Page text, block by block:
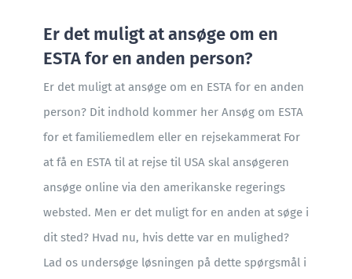
Er det muligt at ansøge om en
ESTA for en anden person?
Er det muligt at ansøge om en ESTA for en anden
person? Dit indhold kommer her Ansøg om ESTA
for et familiemedlem eller en rejsekammerat For
at få en ESTA til at rejse til USA skal ansøgeren
ansøge online via den amerikanske regerings
websted. Men er det muligt for en anden at søge i
dit sted? Hvad nu, hvis dette var en mulighed?
Lad os undersøge løsningen på dette spørgsmål i